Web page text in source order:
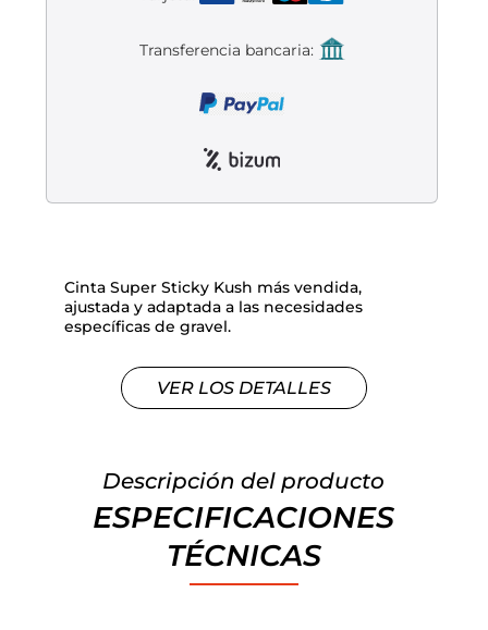
Mantenimiento de bicicletas
Transferencia bancaria:
Cinta Super Sticky Kush más vendida,
ajustada y adaptada a las necesidades
específicas de gravel.
VER LOS DETALLES
Descripción del producto
ESPECIFICACIONES
TÉCNICAS